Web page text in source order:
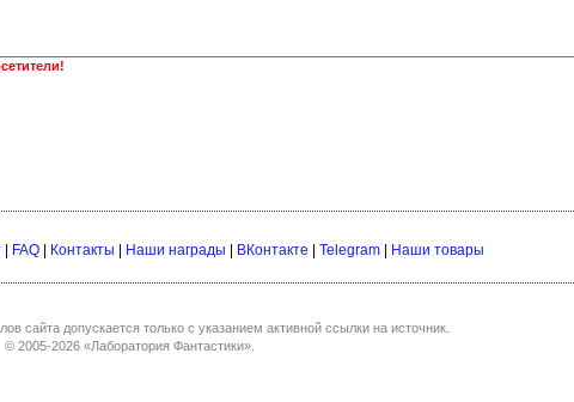
FAQ Контакты Наши награды ВКонтакте Telegram Наши товары
сайта допускается только с указанием активной ссылки на источник.
© 2005-2026 «Лаборатория Фантастики».